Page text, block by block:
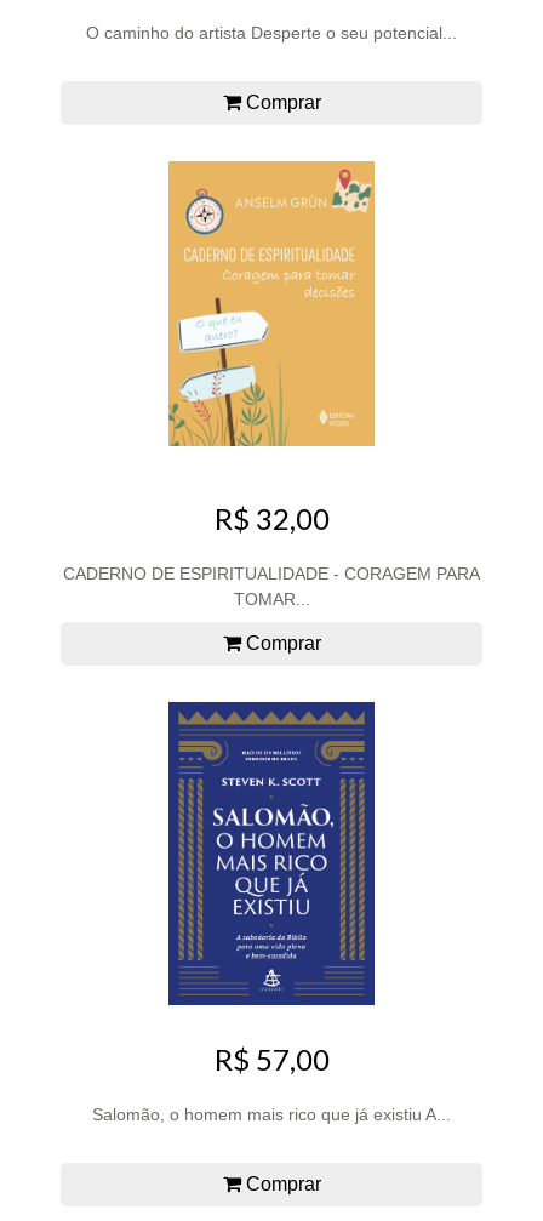
O caminho do artista Desperte o seu potencial...
Comprar
R$ 32,00
CADERNO DE ESPIRITUALIDADE - CORAGEM PARA
TOMAR...
Comprar
R$ 57,00
Salomão, o homem mais rico que já existiu A...
Comprar